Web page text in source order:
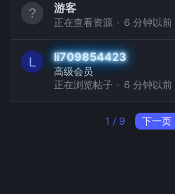
游客
正在查看资源 6 分钟以前
L li709854423
高级会员
正在浏览帖子
6 分钟以前
1 / 9 下一页